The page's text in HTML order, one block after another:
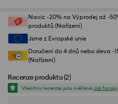
Navíc -20% na Výprodej až -
produktů (Nařízení)
Jsme z Evropské unie
Doručení do 4 dnů nebo sleva -
(Nařízení)
Recenze produktu(2)
Všechny recenze jsou ověřené.Jak